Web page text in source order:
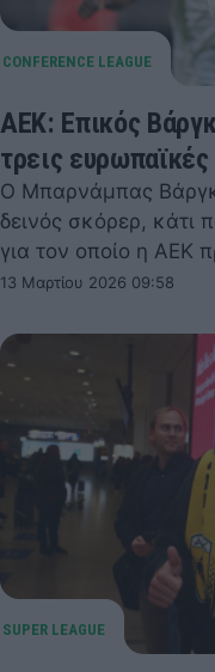
ΑΕΚ: Επικός
τρεις
Ο Μπαρνάμπας
δεινός σκόρερ, κάτι
για τον οποίο η ΑΕΚ
13 Μαρτίου 2026 09:58